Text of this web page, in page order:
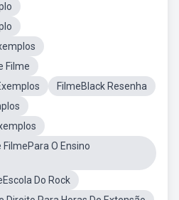
Filme
FilmeBlack Resenha
FilmePara O Ensino
Do Rock